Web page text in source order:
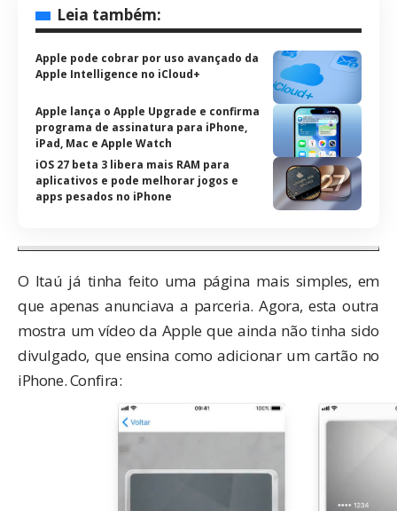
Leia também:
Apple pode cobrar por uso avançado da
Apple Intelligence no iCloud+
Apple lança o Apple Upgrade e confirma
programa de assinatura para iPhone,
iPad, Mac e Apple Watch
iOS 27 beta 3 libera mais RAM para
aplicativos e pode melhorar jogos e
apps pesados no iPhone
O Itaú já tinha feito uma página mais simples, em
que apenas anunciava a parceria. Agora,esta outra
mostra um vídeo da Apple que ainda não tinha sido
divulgado, que ensina como adicionar um cartão no
iPhone. Confira: